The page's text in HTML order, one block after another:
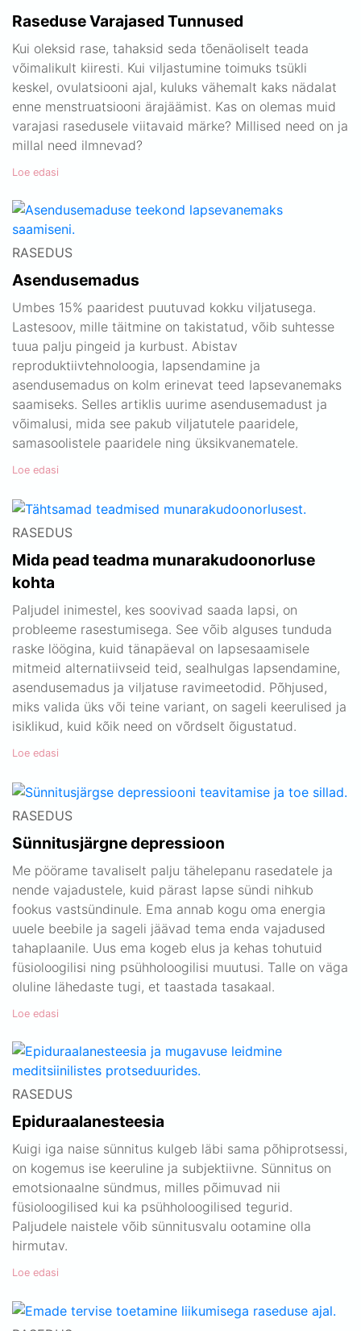
Raseduse Varajased Tunnused
Kui oleksid rase, tahaksid seda tõenäoliselt teada
võimalikult kiiresti. Kui viljastumine toimuks tsükli
keskel, ovulatsiooni ajal, kuluks vähemalt kaks nädalat
enne menstruatsiooni ärajäämist. Kas on olemas muid
varajasi rasedusele viitavaid märke? Millised need on ja
millal need ilmnevad?
Loe edasi
RASEDUS
Asendusemadus
Umbes 15% paaridest puutuvad kokku viljatusega.
Lastesoov, mille täitmine on takistatud, võib suhtesse
tuua palju pingeid ja kurbust. Abistav
reproduktiivtehnoloogia, lapsendamine ja
asendusemadus on kolm erinevat teed lapsevanemaks
saamiseks. Selles artiklis uurime asendusemadust ja
võimalusi, mida see pakub viljatutele paaridele,
samasoolistele paaridele ning üksikvanematele.
Loe edasi
RASEDUS
Mida pead teadma munarakudoonorluse
kohta
Paljudel inimestel, kes soovivad saada lapsi, on
probleeme rasestumisega. See võib alguses tunduda
raske löögina, kuid tänapäeval on lapsesaamisele
mitmeid alternatiivseid teid, sealhulgas lapsendamine,
asendusemadus ja viljatuse ravimeetodid. Põhjused,
miks valida üks või teine variant, on sageli keerulised ja
isiklikud, kuid kõik need on võrdselt õigustatud.
Loe edasi
RASEDUS
Sünnitusjärgne depressioon
Me pöörame tavaliselt palju tähelepanu rasedatele ja
nende vajadustele, kuid pärast lapse sündi nihkub
fookus vastsündinule. Ema annab kogu oma energia
uuele beebile ja sageli jäävad tema enda vajadused
tahaplaanile. Uus ema kogeb elus ja kehas tohutuid
füsioloogilisi ning psühholoogilisi muutusi. Talle on väga
oluline lähedaste tugi, et taastada tasakaal.
Loe edasi
RASEDUS
Epiduraalanesteesia
Kuigi iga naise sünnitus kulgeb läbi sama põhiprotsessi,
on kogemus ise keeruline ja subjektiivne. Sünnitus on
emotsionaalne sündmus, milles põimuvad nii
füsioloogilised kui ka psühholoogilised tegurid.
Paljudele naistele võib sünnitusvalu ootamine olla
hirmutav.
Loe edasi